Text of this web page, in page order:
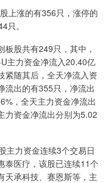
上涨的有356只，涨停的
只。
股共有249只，其中，
主力资金净流入20.40亿
紧随其后，全天净流入资
流出的有355只，净流出
，全天主力资金净流出
力资金净流出分别为5.02
主力资金连续3个交易日
泰医疗，该股已连续11个
天承科技、赛恩斯等，主